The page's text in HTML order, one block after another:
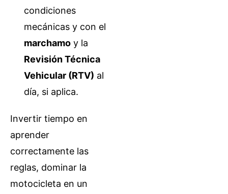
condiciones
mecánicas y con el
marchamo y la
Revisión Técnica
Vehicular (RTV) al
día, si aplica.
Invertir tiempo en
aprender
correctamente las
reglas, dominar la
motocicleta en un